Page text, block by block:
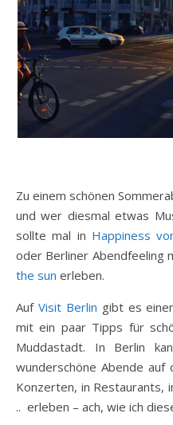
Zu einem schönen
und wer diesmal etwas
sollte mal in Happiness
oder Berliner Abendfeeling
the sun erleben.
Auf Visit Berlin gibt es
mit ein paar Tipps für
Muddastadt. In Berlin
wunderschöne Abende auf
Konzerten, in Restaurants,
.. erleben – ach, wie ich